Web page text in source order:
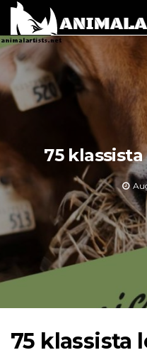
75
75 klassista